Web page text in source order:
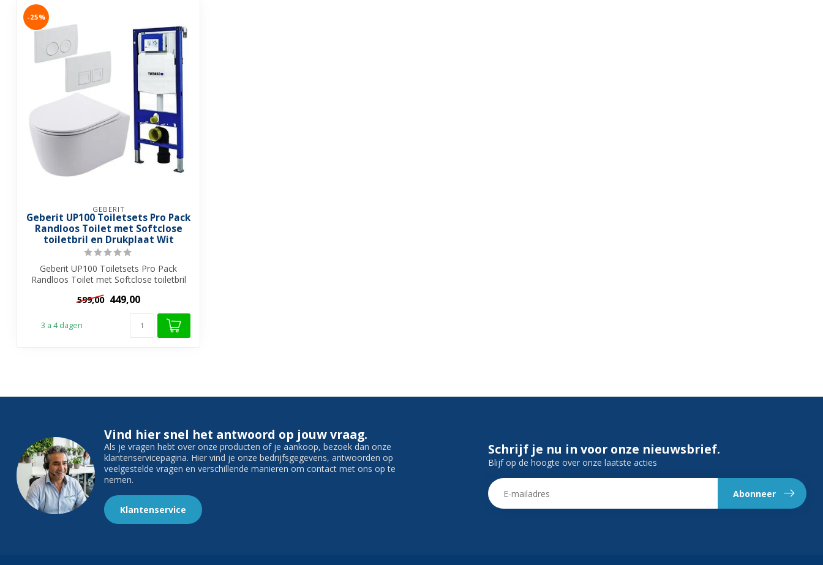
-25%
GEBERIT
Geberit UP100 Toiletsets Pro Pack
Randloos Toilet met Softclose
toiletbril en Drukplaat Wit
Geberit UP100 Toiletsets Pro Pack
Randloos Toilet met Softclose toiletbril
599,00 449,00
3 a 4 dagen
Vind hier snel het antwoord op jouw vraag.
Als je vragen hebt over onze producten of je aankoop, bezoek dan onze
klantenservicepagina. Hier vind je onze bedrijfsgegevens, antwoorden op
veelgestelde vragen en verschillende manieren om contact met ons op te
nemen.
Klantenservice
Schrijf je nu in voor onze nieuwsbrief.
Blijf op de hoogte over onze laatste acties
Abonneer